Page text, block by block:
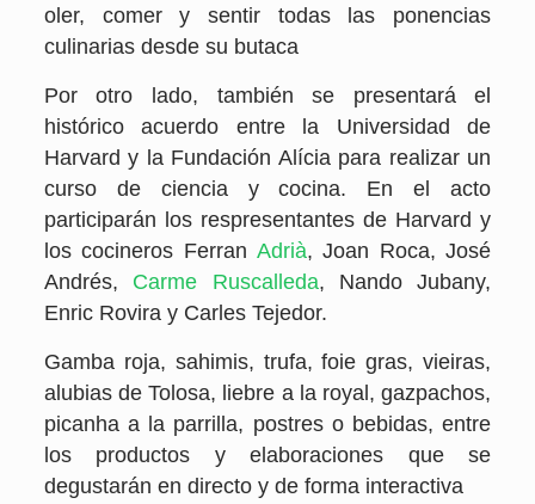
oler, comer y sentir todas las ponencias
culinarias desde su butaca
Por otro lado, también se presentará el
histórico acuerdo entre la Universidad de
Harvard y la Fundación Alícia para realizar un
curso de ciencia y cocina. En el acto
participarán los respresentantes de Harvard y
los cocineros Ferran Adrià, Joan Roca, José
Andrés, Carme Ruscalleda, Nando Jubany,
Enric Rovira y Carles Tejedor.
Gamba roja, sahimis, trufa, foie gras, vieiras,
alubias de Tolosa, liebre a la royal, gazpachos,
picanha a la parrilla, postres o bebidas, entre
los productos y elaboraciones que se
degustarán en directo y de forma interactiva